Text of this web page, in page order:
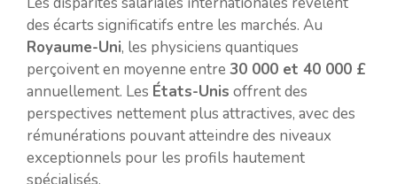
des écarts significatifs entre les marchés. Au
Royaume-Uni, les physiciens quantiques
perçoivent en moyenne entre 30 000 et 40 000 £
annuellement. Les États-Unis offrent des
perspectives nettement plus attractives, avec des
rémunérations pouvant atteindre des niveaux
exceptionnels pour les profils hautement
spécialisés.